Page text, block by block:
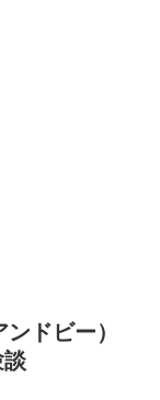
ドビー）
談